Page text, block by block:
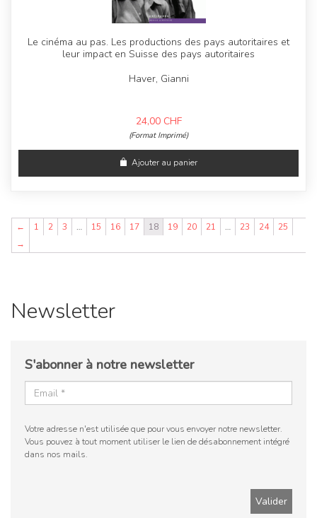
Le cinéma au pas. Les productions des pays autoritaires et
leur impact en Suisse des pays autoritaires
Haver, Gianni
24,00 CHF
(Format Imprimé)
Ajouter au panier
← 1 2 3 … 15 16 17 18 19 20 21 … 23 24
25
→
Newsletter
S'abonner à notre newsletter
Votre adresse n'est utilisée que pour vous envoyer notre newsletter.
Vous pouvez à tout moment utiliser le lien de désabonnement intégré
dans nos mails.